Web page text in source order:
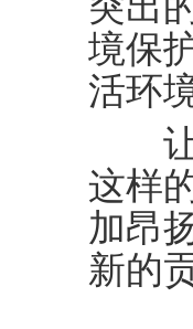
境保
活环
让
这样
加昂
新的